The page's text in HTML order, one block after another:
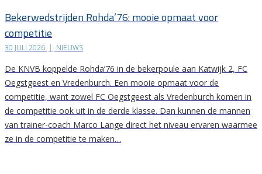
Bekerwedstrijden Rohda’76: mooie opmaat voor
competitie
30 JULI 2026 | NIEUWS
De KNVB koppelde Rohda’76 in de bekerpoule aan Katwijk 2, FC
Oegstgeest en Vredenburch. Een mooie opmaat voor de
competitie, want zowel FC Oegstgeest als Vredenburch komen in
de competitie ook uit in de derde klasse. Dan kunnen de mannen
van trainer-coach Marco Lange direct het niveau ervaren waarmee
ze in de competitie te maken…